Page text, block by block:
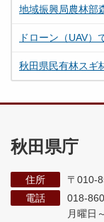
地域振興局農林部
ドローン（UAV）
秋田県民有林スギ
秋田県庁
住所
〒010-
電話
018-
月曜日